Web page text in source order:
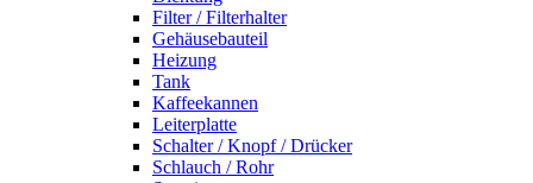
Filter / Filterhalter
Gehäusebauteil
Heizung
Tank
Kaffeekannen
Leiterplatte
Schalter / Knopf / Drücker
Schlauch / Rohr